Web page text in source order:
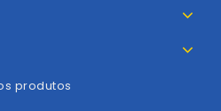
produtos